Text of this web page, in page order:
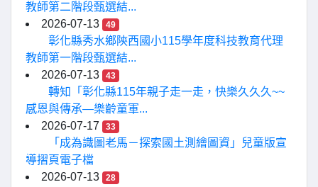
教師第二階段甄選結...
2026-07-13
49
彰化縣秀水鄉陝西國小115學年度科技教育代理
教師第一階段甄選結...
2026-07-13
43
轉知「彰化縣115年親子走一走，快樂久久久~~
感恩與傳承—樂齡童軍...
2026-07-17
33
「成為識圖老馬－探索國土測繪圖資」兒童版宣
導摺頁電子檔
2026-07-13
28